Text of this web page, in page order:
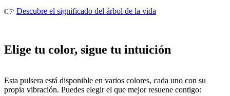
👉 Descubre el significado del árbol de la vida
Elige tu color, sigue tu intuición
Esta pulsera está disponible en varios colores, cada uno con su
propia vibración. Puedes elegir el que mejor resuene contigo: